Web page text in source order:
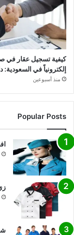
كيفية تسجيل عقار في
إلكترونياً في
منذ أسبوعين
Popular Posts